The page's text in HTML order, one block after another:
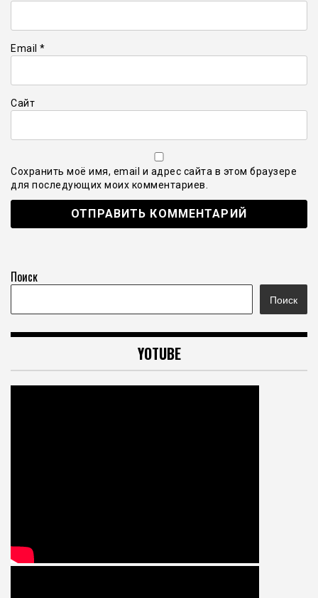
Email *
Сайт
Сохранить моё имя, email и адрес сайта в этом браузере
для последующих моих комментариев.
Поиск
Поиск
YOTUBE